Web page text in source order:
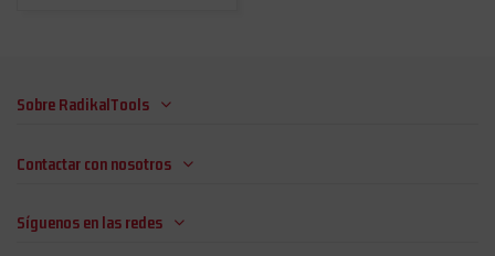
Sobre RadikalTools
Contactar con nosotros
Síguenos en las redes